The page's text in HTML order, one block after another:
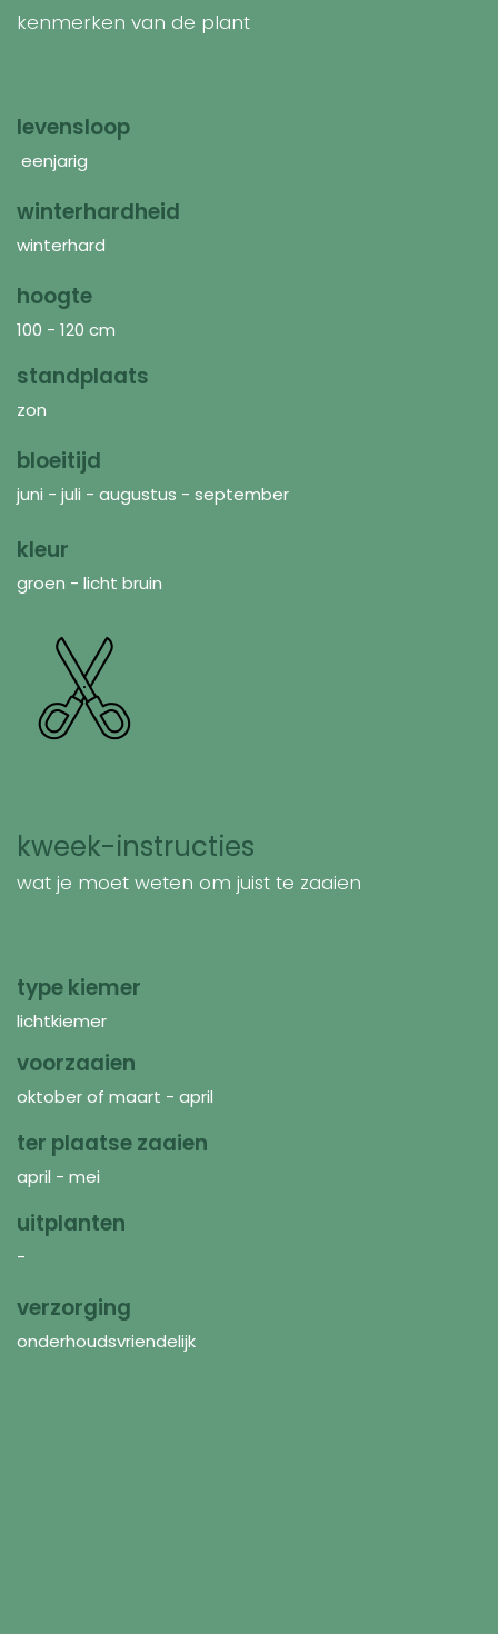
kenmerken van de plant
levensloop
eenjarig
winterhardheid
winterhard
hoogte
100 - 120 cm
standplaats
zon
bloeitijd
juni - juli - augustus - september
kleur
groen - licht bruin
kweek-instructies
wat je moet weten om juist te zaaien
type kiemer
lichtkiemer
voorzaaien
oktober of maart - april
ter plaatse zaaien
april - mei
uitplanten
-
verzorging
onderhoudsvriendelijk